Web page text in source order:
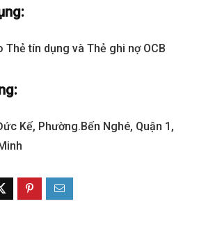
Thẻ tín dụng và Thẻ ghi nợ OCB
Kế, Phường.Bến Nghé, Quận 1,